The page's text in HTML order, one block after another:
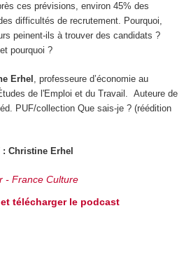
ces prévisions, environ 45% des
difficultés de recrutement. Pourquoi,
peinent-ils à trouver des candidats ?
pourquoi ?
Erhel
, professeure d’économie au
de l'Emploi et du Travail. Auteure de
PUF/collection Que sais-je ? (réédition
Christine Erhel
- France Culture
télécharger le podcast